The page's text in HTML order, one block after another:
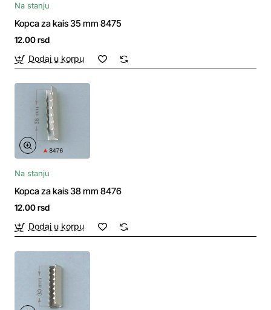
Na stanju
Kopca za kais 35 mm 8475
12.00 rsd
Dodaj u korpu
Na stanju
Kopca za kais 38 mm 8476
12.00 rsd
Dodaj u korpu